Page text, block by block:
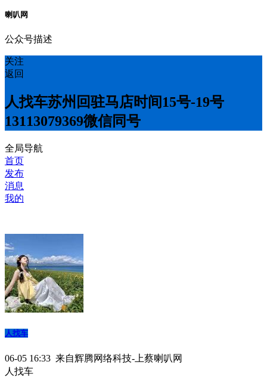
喇叭网
公众号描述
关注
返回
人找车苏州回驻马店时间15号-19号
13113079369微信同号
全局导航
首页
发布
消息
我的
人找车
06-05 16:33 来自辉腾网络科技-上蔡喇叭网
人找车